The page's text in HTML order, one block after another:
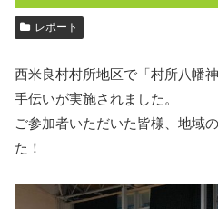
レポート
西米良村村所地区で「村所八幡
手伝いが実施されました。
ご参加者いただいた皆様、地域
た！